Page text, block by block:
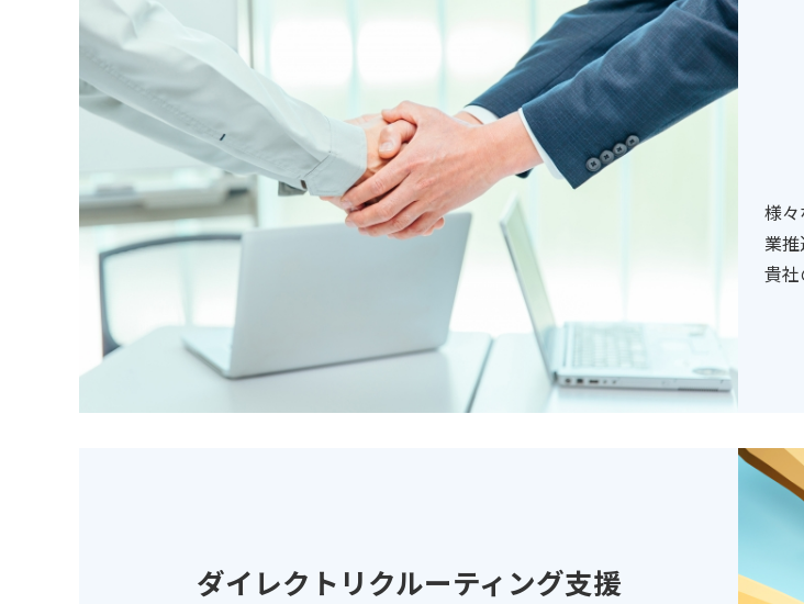
様
業
貴社
ダイレクトリクルーティング支援